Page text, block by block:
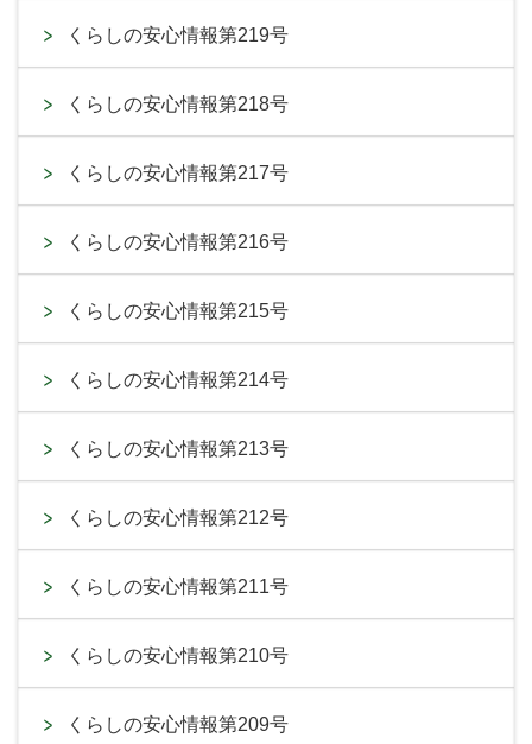
くらしの安心情報第219号
くらしの安心情報第218号
くらしの安心情報第217号
くらしの安心情報第216号
くらしの安心情報第215号
くらしの安心情報第214号
くらしの安心情報第213号
くらしの安心情報第212号
くらしの安心情報第211号
くらしの安心情報第210号
くらしの安心情報第209号